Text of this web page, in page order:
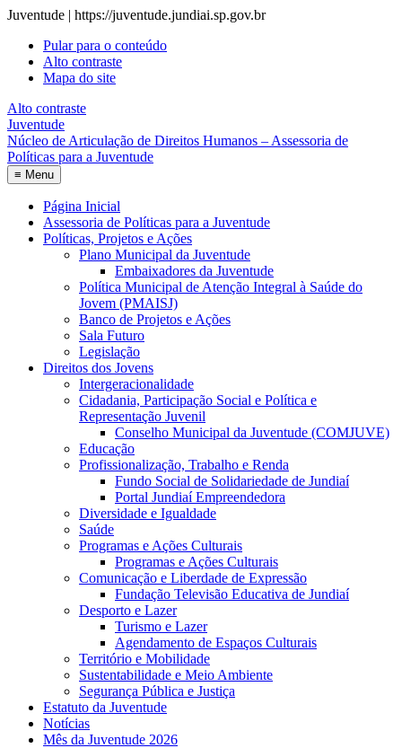
Juventude | https://juventude.jundiai.sp.gov.br
Pular para o conteúdo
Alto contraste
Mapa do site
Alto contraste
Juventude
Núcleo de Articulação de Direitos Humanos – Assessoria de
Políticas para a Juventude
≡ Menu
Página Inicial
Assessoria de Políticas para a Juventude
Políticas, Projetos e Ações
Plano Municipal da Juventude
Embaixadores da Juventude
Política Municipal de Atenção Integral à Saúde do
Jovem (PMAISJ)
Banco de Projetos e Ações
Sala Futuro
Legislação
Direitos dos Jovens
Intergeracionalidade
Cidadania, Participação Social e Política e
Representação Juvenil
Conselho Municipal da Juventude (COMJUVE)
Educação
Profissionalização, Trabalho e Renda
Fundo Social de Solidariedade de Jundiaí
Portal Jundiaí Empreendedora
Diversidade e Igualdade
Saúde
Programas e Ações Culturais
Programas e Ações Culturais
Comunicação e Liberdade de Expressão
Fundação Televisão Educativa de Jundiaí
Desporto e Lazer
Turismo e Lazer
Agendamento de Espaços Culturais
Território e Mobilidade
Sustentabilidade e Meio Ambiente
Segurança Pública e Justiça
Estatuto da Juventude
Notícias
Mês da Juventude 2026